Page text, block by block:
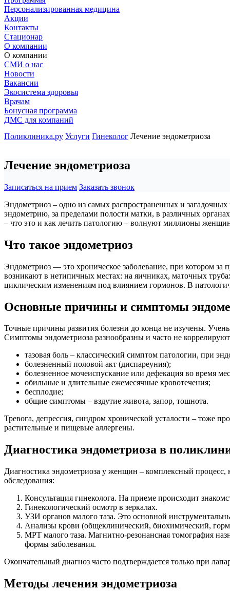
Персонализированная медицина
Акции
Контакты
Стационар
О компании
О компании
СМИ о нас
Новости
Вакансии
Экосистема здоровья
Врачам
Бонусная программа
ДМС для компаний
Поликлиника.ру Услуги Гинеколог Лечение эндометриоза
Лечение эндометриоза
Записаться на прием Заказать звонок
Эндометриоз – одно из самых распространенных и
эндометрию, за пределами полости матки, в различных
– что это и как лечить патологию – волнуют миллионы
Что такое эндометриоз
Эндометриоз — это хроническое заболевание, при котором за
возникают в нетипичных местах: на яичниках, маточных
циклическим изменениям под влиянием гормонов. В
Основные причины и симптомы
Точные причины развития болезни до конца не изучены.
Симптомы эндометриоза разнообразны и часто не
тазовая боль – классический симптом патологии, при
болезненный половой акт (диспареуния);
болезненное мочеиспускание или дефекация во время
обильные и длительные ежемесячные кровотечения;
бесплодие;
общие симптомы – вздутие живота, запор, тошнота.
Тревога, депрессия, синдром хронической усталости – тоже
растительные и пищевые аллергены.
Диагностика эндометриоза в
Диагностика эндометриоза у женщин – комплексный
обследования:
Консультация гинеколога. На приеме происходит
Гинекологический осмотр в зеркалах.
УЗИ органов малого таза. Это основной
Анализы крови (общеклинический, биохимический,
МРТ малого таза. Магнитно-резонансная томография
формы заболевания.
Окончательный диагноз часто подтверждается только при
Методы лечения эндометриоза